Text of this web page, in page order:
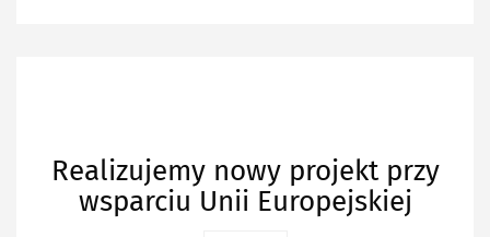
Realizujemy nowy projekt przy
wsparciu Unii Europejskiej